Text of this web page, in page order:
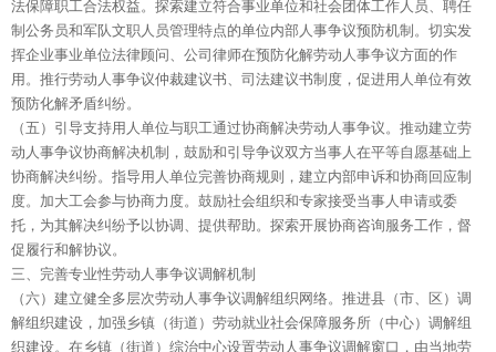
法保障职工合法权益。探索建立符合事业单位和社会团体工作人员、聘任
制公务员和军队文职人员管理特点的单位内部人事争议预防机制。切实发
挥企业事业单位法律顾问、公司律师在预防化解劳动人事争议方面的作
用。推行劳动人事争议仲裁建议书、司法建议书制度，促进用人单位有效
预防化解矛盾纠纷。
（五）引导支持用人单位与职工通过协商解决劳动人事争议。推动建立劳
动人事争议协商解决机制，鼓励和引导争议双方当事人在平等自愿基础上
协商解决纠纷。指导用人单位完善协商规则，建立内部申诉和协商回应制
度。加大工会参与协商力度。鼓励社会组织和专家接受当事人申请或委
托，为其解决纠纷予以协调、提供帮助。探索开展协商咨询服务工作，督
促履行和解协议。
三、完善专业性劳动人事争议调解机制
（六）建立健全多层次劳动人事争议调解组织网络。推进县（市、区）调
解组织建设，加强乡镇（街道）劳动就业社会保障服务所（中心）调解组
织建设。在乡镇（街道）综治中心设置劳动人事争议调解窗口，由当地劳